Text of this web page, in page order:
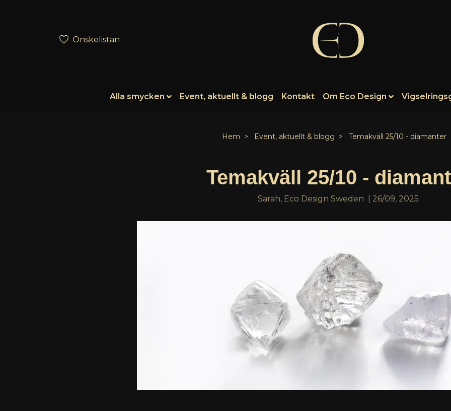
Önskelistan
Alla smycken Event, aktuellt & blogg Kontakt Om Eco Design
Hem Event, aktuellt & blogg Temakväll 25/10 - diamanter
Temakväll 25/10 -
Sarah, Eco Design Sweden 26/09, 2025